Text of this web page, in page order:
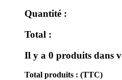
Quantité :
Total :
Il y a 0 produits dans
Total produits : (TTC)